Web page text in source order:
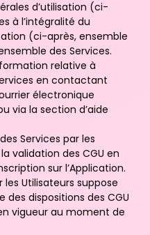
d’utilisation (ci-
à l’intégralité du
(ci-après, ensemble
des Services.
relative à
en contactant
électronique
via la section d’aide
Services par les
validation des CGU en
sur l’Application.
les Utilisateurs suppose
dispositions des CGU
vigueur au moment de